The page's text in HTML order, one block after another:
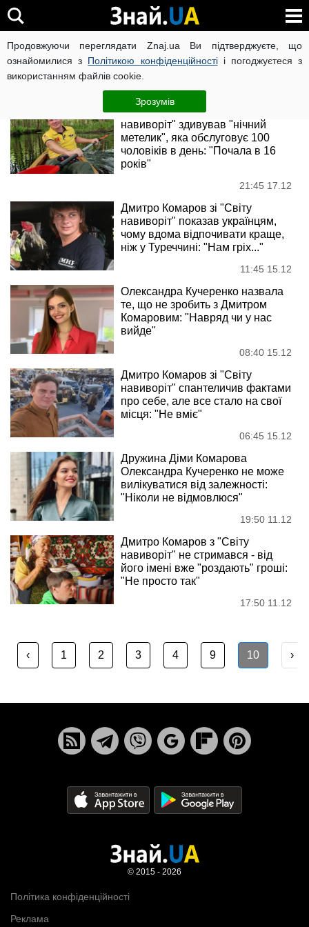
Продовжуючи переглядати Znaj.ua Ви підтверджуєте, що
ознайомилися з Політикою конфіденційностіі погоджуєтеся з
використанням файлів cookie.
Зрозумів
Дмитро Комаров
Новини
Дмитра Комарова з "Світу
навиворіт" здивував "нічний
метелик", яка обслуговує 100
чоловіків в день: "Почала в 16
років"
21:45 17.12
Дмитро Комаров зі "Світу
навиворіт" показав українцям,
чому вдома відпочивати краще,
ніж у Туреччині: "Нам гріх..."
11:45 15.12
Олександра Кучеренко назвала
те, що не зробить з Дмитром
Комаровим: "Навряд чи у нас
вийде"
08:40 15.12
Дмитро Комаров зі "Світу
навиворіт" спантеличив фактами
про себе, але все стало на свої
місця: "Не вміє"
06:45 15.12
Дружина Діми Комарова
Олександра Кучеренко не може
вилікуватися від залежності:
"Ніколи не відмовлюся"
19:50 11.12
Дмитро Комаров з "Світу
навиворіт" не стримався - від
його імені вже "роздають" гроші:
"Не просто так"
17:50 11.12
‹ 1 2 3 4 9 10 ›
Політика конфіденційності
Реклама
© 2015 - 2026